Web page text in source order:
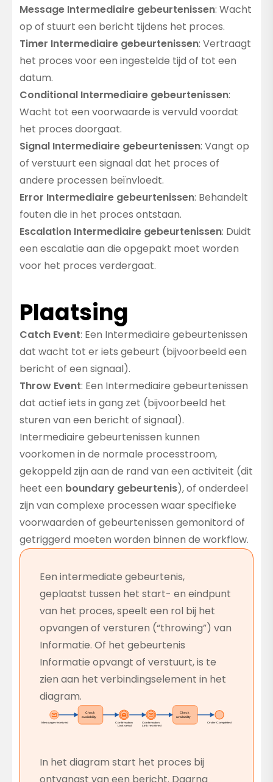
Message Intermediaire gebeurtenissen: Wacht
op of stuurt een bericht tijdens het proces.
Timer Intermediaire gebeurtenissen: Vertraagt
het proces voor een ingestelde tijd of tot een
datum.
Conditional Intermediaire gebeurtenissen:
Wacht tot een voorwaarde is vervuld voordat
het proces doorgaat.
Signal Intermediaire gebeurtenissen: Vangt op
of verstuurt een signaal dat het proces of
andere processen beïnvloedt.
Error Intermediaire gebeurtenissen: Behandelt
fouten die in het proces ontstaan.
Escalation Intermediaire gebeurtenissen: Duidt
een escalatie aan die opgepakt moet worden
voor het proces verdergaat.
Plaatsing
Catch Event: Een Intermediaire gebeurtenissen
dat wacht tot er iets gebeurt (bijvoorbeeld een
bericht of een signaal).
Throw Event: Een Intermediaire gebeurtenissen
dat actief iets in gang zet (bijvoorbeeld het
sturen van een bericht of signaal).
Intermediaire gebeurtenissen kunnen
voorkomen in de normale processtroom,
gekoppeld zijn aan de rand van een activiteit (dit
heet een boundary gebeurtenis), of onderdeel
zijn van complexe processen waar specifieke
voorwaarden of gebeurtenissen gemonitord of
getriggerd moeten worden binnen de workflow.
Een intermediate gebeurtenis,
geplaatst tussen het start- en eindpunt
van het proces, speelt een rol bij het
opvangen of versturen (“throwing”) van
Informatie. Of het gebeurtenis
Informatie opvangt of verstuurt, is te
zien aan het verbindingselement in het
diagram.
In het diagram start het proces bij